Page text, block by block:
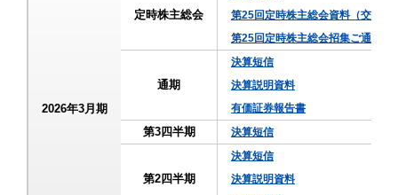
2026年3月期
定時株主総会
第25回定時株主総会資料（交付書
第25回定時株主総会招集ご通知
通期
決算短信
決算説明資料
有価証券報告書
第3四半期 決算短信
第2四半期
決算短信
決算説明資料